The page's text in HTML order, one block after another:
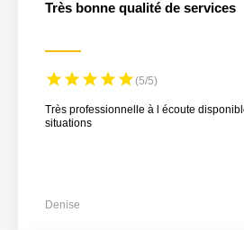
Très bonne qualité de services
(5/5)
Très professionnelle à l écoute disponible s adapté à toutes les
situations
Denise